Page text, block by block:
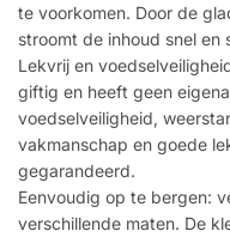
te voorkomen. Door de
stroomt de inhoud snel en
Lekvrij en
giftig en heeft geen
voedselveiligheid,
vakmanschap en goede
gegarandeerd.
Eenvoudig op te bergen:
verschillende maten. De